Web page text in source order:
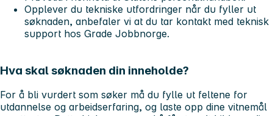
Opplever du tekniske utfordringer når du fyller ut
søknaden, anbefaler vi at du tar kontakt med teknisk
support hos Grade Jobbnorge.
Hva skal søknaden din inneholde?
For å bli vurdert som søker må du fylle ut feltene for
utdannelse og arbeidserfaring, og laste opp dine vitnemål